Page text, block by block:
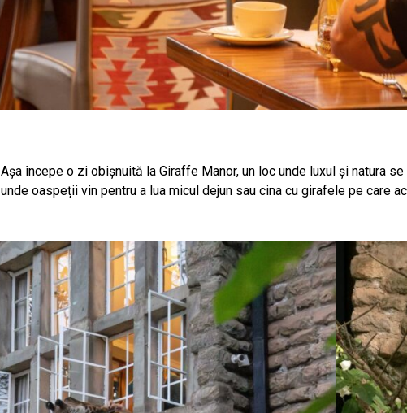
Așa începe o zi obișnuită la Giraffe Manor, un loc unde luxul și natura
unde oaspeții vin pentru a lua micul dejun sau cina cu girafele pe care